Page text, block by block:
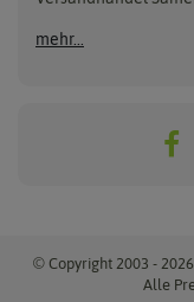
Nützlinge & Nisthilfen
mehr...
© Copyright 2003 -
Alle